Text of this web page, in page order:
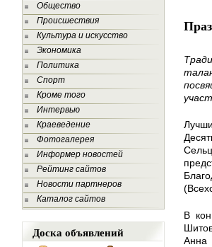
Общество
Происшествия
Культура и искусство
Экономика
Политика
Спорт
Кроме того
Интервью
Краеведение
Фотогалерея
Информер новостей
Рейтинг сайтов
Новости партнеров
Каталог сайтов
Доска объявлений
В
Анна